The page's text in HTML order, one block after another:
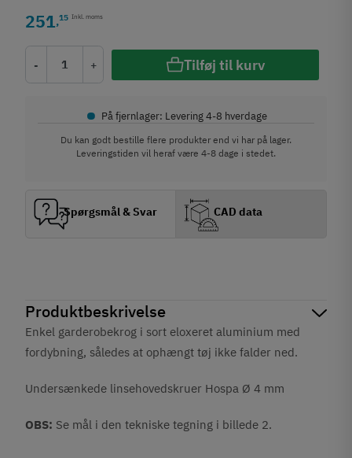
Produktbeskrivelse
Enkel garderobekrog i sort eloxeret aluminium med
fordybning, således at ophængt tøj ikke falder ned.
Undersænkede linsehovedskruer Hospa Ø 4 mm
OBS: Se mål i den tekniske tegning i billede 2.
251,15 Inkl. moms
- + Tilføj til kurv
• På fjernlager: Levering 4-8 hverdage
Du kan godt bestille flere produkter end vi har på lager.
Leveringstiden vil heraf være 4-8 dage i stedet.
Spørgsmål & Svar CAD data